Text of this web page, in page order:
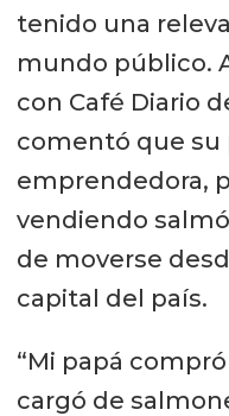
tenido una
mundo público.
con Café Diario
comentó que su
emprendedora,
vendiendo
de moverse
capital del país.
“Mi papá
cargó de